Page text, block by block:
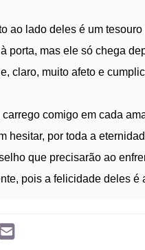
ao lado deles é um
porta, mas ele só chega
claro, muito afeto e
carrego comigo em cada
hesitar, por toda a
que precisarão ao
pois a felicidade deles é